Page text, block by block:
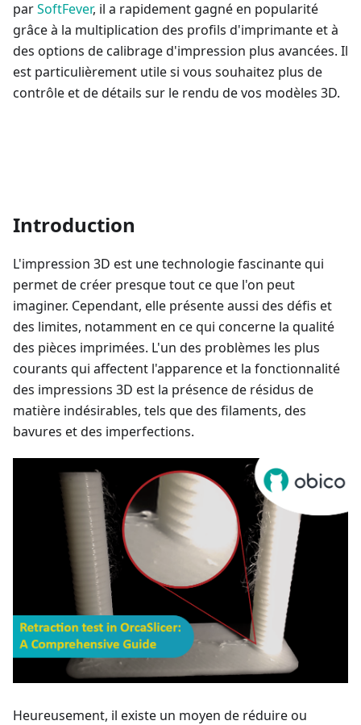
parSoftFever, il a rapidement gagné en popularité
grâce à la multiplication des profils d'imprimante et à
des options de calibrage d'impression plus avancées. Il
est particulièrement utile si vous souhaitez plus de
contrôle et de détails sur le rendu de vos modèles 3D.
Introduction
L'impression 3D est une technologie fascinante qui
permet de créer presque tout ce que l'on peut
imaginer. Cependant, elle présente aussi des défis et
des limites, notamment en ce qui concerne la qualité
des pièces imprimées. L'un des problèmes les plus
courants qui affectent l'apparence et la fonctionnalité
des impressions 3D est la présence de résidus de
matière indésirables, tels que des filaments, des
bavures et des imperfections.
Heureusement, il existe un moyen de réduire ou